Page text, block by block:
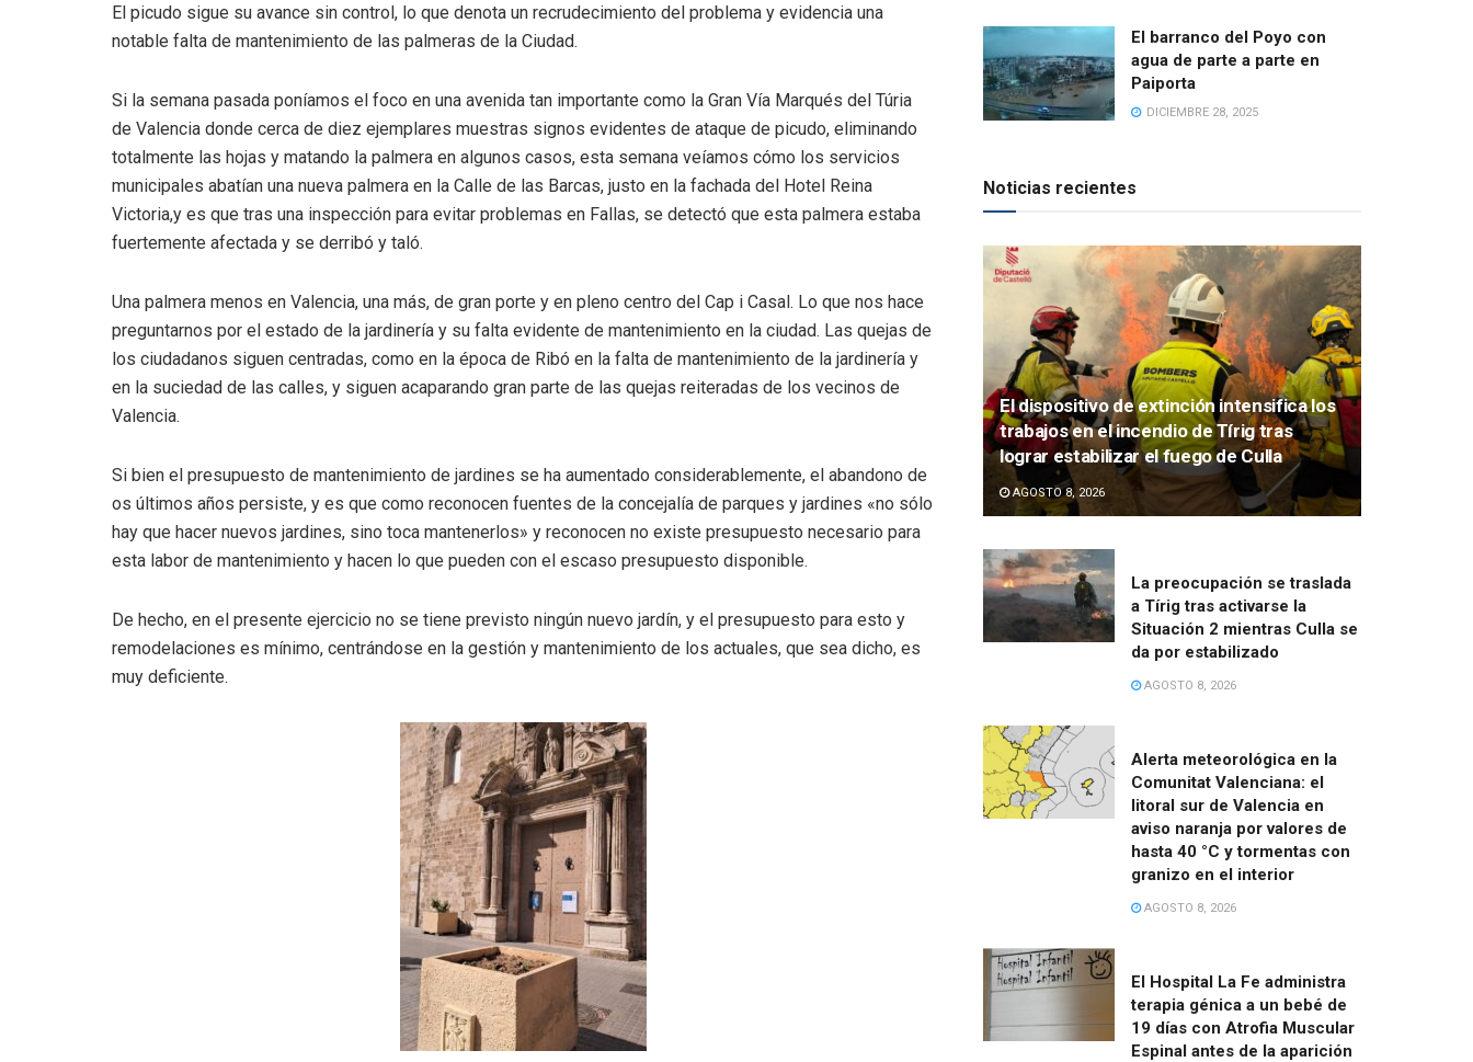
El picudo sigue su avance sin control, lo que denota un recrudecimiento del problema y evidencia una
notable falta de mantenimiento de las palmeras de la Ciudad.
Si la semana pasada poníamos el foco en una avenida tan importante como la Gran Vía Marqués del Túria
de Valencia donde cerca de diez ejemplares muestras signos evidentes de ataque de picudo, eliminando
totalmente las hojas y matando la palmera en algunos casos, esta semana veíamos cómo los servicios
municipales abatían una nueva palmera en la Calle de las Barcas, justo en la fachada del Hotel Reina
Victoria,y es que tras una inspección para evitar problemas en Fallas, se detectó que esta palmera estaba
fuertemente afectada y se derribó y taló.
Una palmera menos en Valencia, una más, de gran porte y en pleno centro del Cap i Casal. Lo que nos hace
preguntarnos por el estado de la jardinería y su falta evidente de mantenimiento en la ciudad. Las quejas de
los ciudadanos siguen centradas, como en la época de Ribó en la falta de mantenimiento de la jardinería y
en la suciedad de las calles, y siguen acaparando gran parte de las quejas reiteradas de los vecinos de
Valencia.
Si bien el presupuesto de mantenimiento de jardines se ha aumentado considerablemente, el abandono de
os últimos años persiste, y es que como reconocen fuentes de la concejalía de parques y jardines «no sólo
hay que hacer nuevos jardines, sino toca mantenerlos» y reconocen no existe presupuesto necesario para
esta labor de mantenimiento y hacen lo que pueden con el escaso presupuesto disponible.
De hecho, en el presente ejercicio no se tiene previsto ningún nuevo jardín, y el presupuesto para esto y
remodelaciones es mínimo, centrándose en la gestión y mantenimiento de los actuales, que sea dicho, es
muy deficiente.
El barranco del Poyo con
agua de parte a parte en
Paiporta
DICIEMBRE 28, 2025
Noticias recientes
El dispositivo de extinción intensifica los
trabajos en el incendio de Tírig tras
lograr estabilizar el fuego de Culla
AGOSTO 8, 2026
La preocupación se traslada
a Tírig tras activarse la
Situación 2 mientras Culla se
da por estabilizado
AGOSTO 8, 2026
Alerta meteorológica en la
Comunitat Valenciana: el
litoral sur de Valencia en
aviso naranja por valores de
hasta 40 °C y tormentas con
granizo en el interior
AGOSTO 8, 2026
El Hospital La Fe administra
terapia génica a un bebé de
19 días con Atrofia Muscular
Espinal antes de la aparición